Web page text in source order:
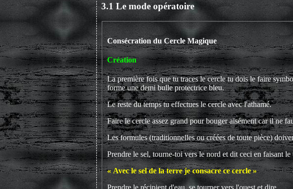
3.1 Le mode opératoire
Consécration du Cercle Magique
Création
La première fois que tu traces le cercle tu dois le faire
forme une demi bulle protectrice bleu.
Le reste du temps tu effectues le cercle avec l'athamé.
Faire le cercle assez grand pour bouger aisément car il ne
Les formules (traditionnelles ou créées de toute pièce)
Prendre le sel, tourne-toi vers le nord et dit ceci en faisant
« Avec le sel de la terre je consacre ce cercle »